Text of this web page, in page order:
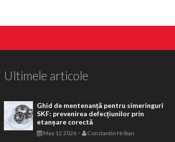
Ultimele articole
Ghid de mentenanță pentru simeringuri
SKF: prevenirea defecțiunilor prin
etanșare corectă
May 12 2026 - Constantin Hriban